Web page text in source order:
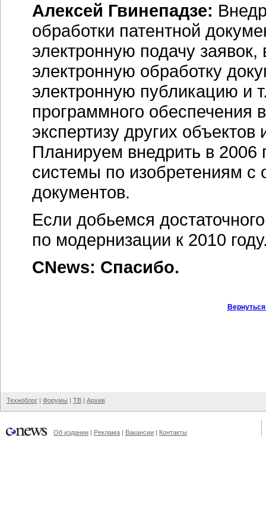
Алексей Гвинепадзе:
обработки патентной
электронную подачу
электронную обработку
электронную публикацию и
программного обеспечения
экспертизу других
Планируем внедрить в 2006
системы по изобретениям
документов.
Если добьемся
по модернизации к 2010
CNews: Спасибо.
Техноблог | Форумы | ТВ | Архив
Об издании | Реклама | Вакансии | Контакты